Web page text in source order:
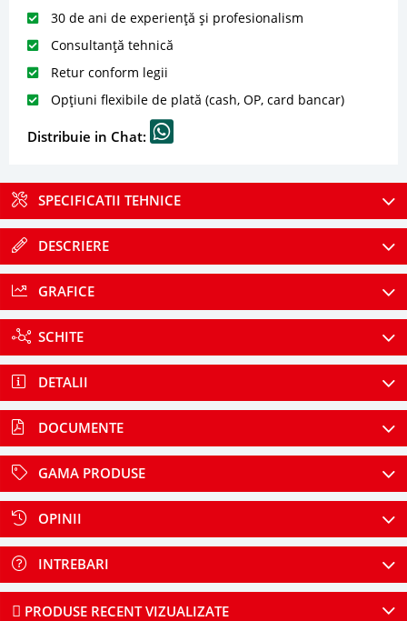
30 de ani de experiență și profesionalism
Consultanță tehnică
Retur conform legii
Opțiuni flexibile de plată (cash, OP, card bancar)
Distribuie in Chat:
SPECIFICATII TEHNICE
DESCRIERE
GRAFICE
SCHITE
DETALII
DOCUMENTE
GAMA PRODUSE
OPINII
INTREBARI
PRODUSE RECENT VIZUALIZATE